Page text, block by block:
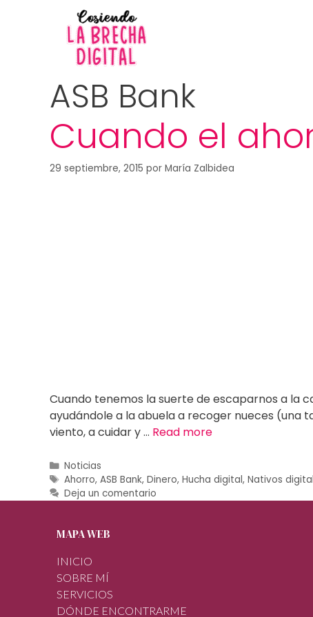
ASB Bank
Cuando el
29 septiembre, 2015 por María Zalbidea
Cuando tenemos la suerte de escaparnos a la
ayudándole a la abuela a recoger nueces (una
viento, a cuidar y … Read more
Noticias
Ahorro,ASB Bank,Dinero,Hucha digital,Nativos
Deja un comentario
MAPA WEB
INICIO
SOBRE MÍ
SERVICIOS
DÓNDE ENCONTRARME